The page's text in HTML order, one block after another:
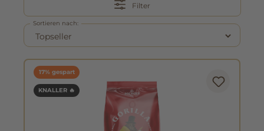
Filter
Sortieren nach:
17% gespart
KNALLER 🔥